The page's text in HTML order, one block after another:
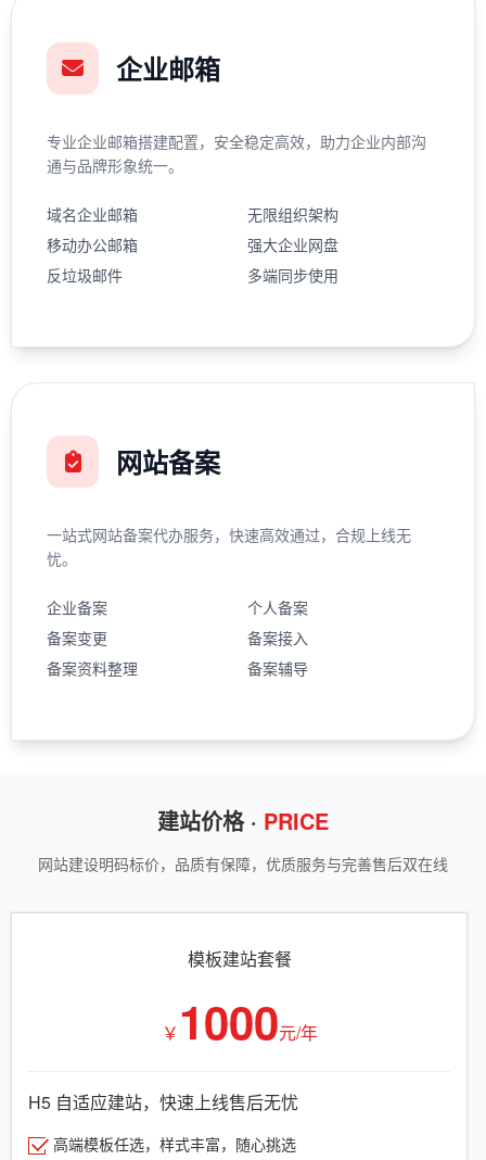
企业邮箱
专业企业邮箱搭建配置，安全稳定高效，助力企业内部沟
通与品牌形象统一。
域名企业邮箱
无限组织架构
移动办公邮箱
强大企业网盘
反垃圾邮件
多端同步使用
网站备案
一站式网站备案代办服务，快速高效通过，合规上线无
忧。
企业备案
个人备案
备案变更
备案接入
备案资料整理
备案辅导
建站价格 · PRICE
网站建设明码标价，品质有保障，优质服务与完善售后双在线
模板建站套餐
￥ 1000元/年
H5 自适应建站，快速上线售后无忧
高端模板任选，样式丰富，随心挑选